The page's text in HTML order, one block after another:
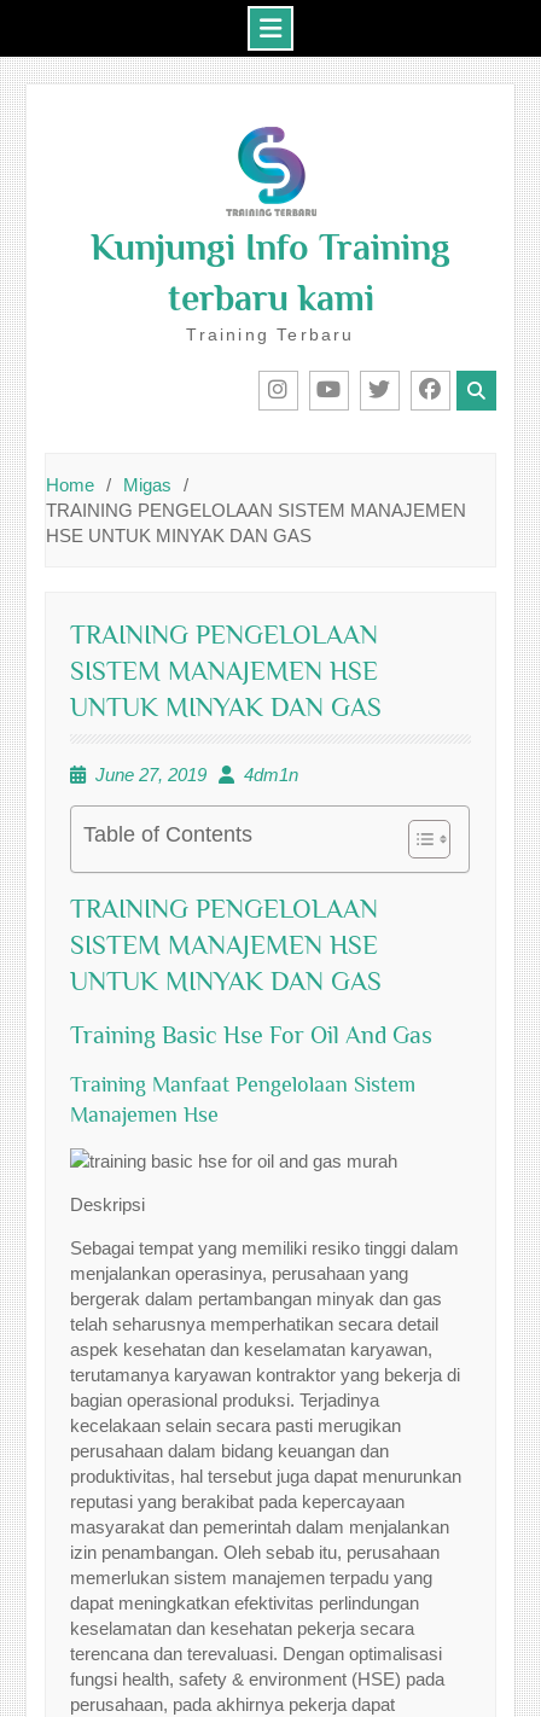
Kunjungi Info Training
terbaru kami
Training Terbaru
Home
Migas
TRAINING PENGELOLAAN SISTEM MANAJEMEN
HSE UNTUK MINYAK DAN GAS
TRAINING PENGELOLAAN
SISTEM MANAJEMEN HSE
UNTUK MINYAK DAN GAS
June 27, 2019 4dm1n
Table of Contents
TRAINING PENGELOLAAN
SISTEM MANAJEMEN HSE
UNTUK MINYAK DAN GAS
Training Basic Hse For Oil And Gas
Training Manfaat Pengelolaan Sistem
Manajemen Hse
Deskripsi
Sebagai tempat yang memiliki resiko tinggi dalam
menjalankan operasinya, perusahaan yang
bergerak dalam pertambangan minyak dan gas
telah seharusnya memperhatikan secara detail
aspek kesehatan dan keselamatan karyawan,
terutamanya karyawan kontraktor yang bekerja di
bagian operasional produksi. Terjadinya
kecelakaan selain secara pasti merugikan
perusahaan dalam bidang keuangan dan
produktivitas, hal tersebut juga dapat menurunkan
reputasi yang berakibat pada kepercayaan
masyarakat dan pemerintah dalam menjalankan
izin penambangan. Oleh sebab itu, perusahaan
memerlukan sistem manajemen terpadu yang
dapat meningkatkan efektivitas perlindungan
keselamatan dan kesehatan pekerja secara
terencana dan terevaluasi. Dengan optimalisasi
fungsi health, safety & environment (HSE) pada
perusahaan, pada akhirnya pekerja dapat